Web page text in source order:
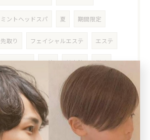
ミントヘッドスパ 夏 期間限定
先取り フェイシャルエステ エステ
スキンケア 予約 美容院 巣鴨
十条 大塚 隠れ家美容室
女性限定 ブリーチなし 明るめ
リタッチ カラー 当日限定